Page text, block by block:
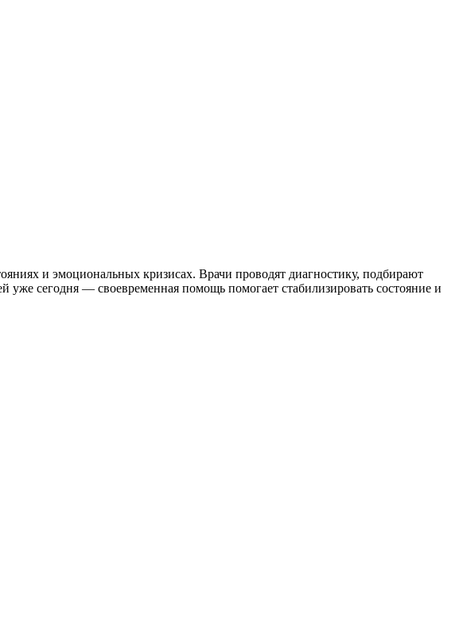
и эмоциональных кризисах. Врачи проводят диагностику, подбирают
сегодня — своевременная помощь помогает стабилизировать состояние и